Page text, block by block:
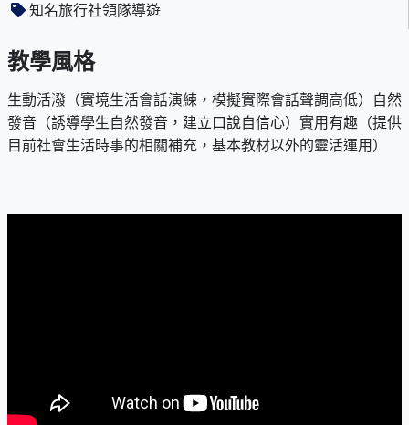
知名旅行社領隊導遊
教學風格
生動活潑（實境生活會話演練，模擬實際會話聲調高低）自然
發音（誘導學生自然發音，建立口說自信心）實用有趣（提供
目前社會生活時事的相關補充，基本教材以外的靈活運用）